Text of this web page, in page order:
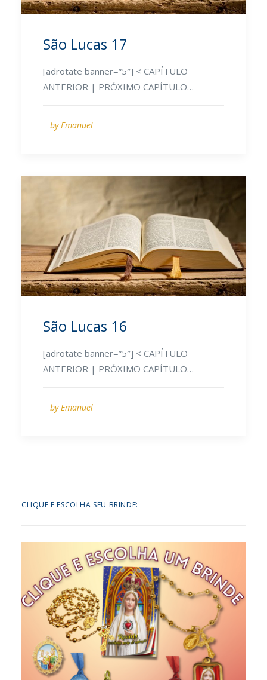
São Lucas 17
[adrotate banner=”5″] < CAPÍTULO
ANTERIOR | PRÓXIMO CAPÍTULO…
by Emanuel
São Lucas 16
[adrotate banner=”5″] < CAPÍTULO
ANTERIOR | PRÓXIMO CAPÍTULO…
by Emanuel
CLIQUE E ESCOLHA SEU BRINDE: